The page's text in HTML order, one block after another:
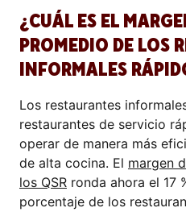
¿CUÁL ES EL
PROMEDIO DE LOS
INFORMALES
Los restaurantes
restaurantes de servicio
operar de manera más
de alta cocina. El margen
los QSR ronda ahora el 17
porcentaje de los